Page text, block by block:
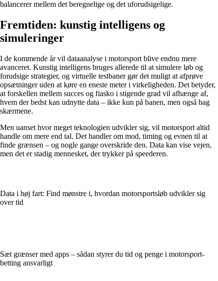
balancerer mellem det beregnelige og det uforudsigelige.
Fremtiden: kunstig intelligens og
simuleringer
I de kommende år vil dataanalyse i motorsport blive endnu mere
avanceret. Kunstig intelligens bruges allerede til at simulere løb og
forudsige strategier, og virtuelle testbaner gør det muligt at afprøve
opsætninger uden at køre en eneste meter i virkeligheden. Det betyder,
at forskellen mellem succes og fiasko i stigende grad vil afhænge af,
hvem der bedst kan udnytte data – ikke kun på banen, men også bag
skærmene.
Men uanset hvor meget teknologien udvikler sig, vil motorsport altid
handle om mere end tal. Det handler om mod, timing og evnen til at
finde grænsen – og nogle gange overskride den. Data kan vise vejen,
men det er stadig mennesket, der trykker på speederen.
Data i høj fart: Find mønstre i, hvordan motorsportsløb udvikler sig
over tid
Sæt grænser med apps – sådan styrer du tid og penge i motorsport-
betting ansvarligt